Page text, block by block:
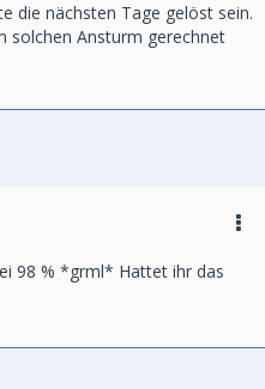
die nächsten Tage gelöst sein.
solchen Ansturm gerechnet
98 % *grml* Hattet ihr das